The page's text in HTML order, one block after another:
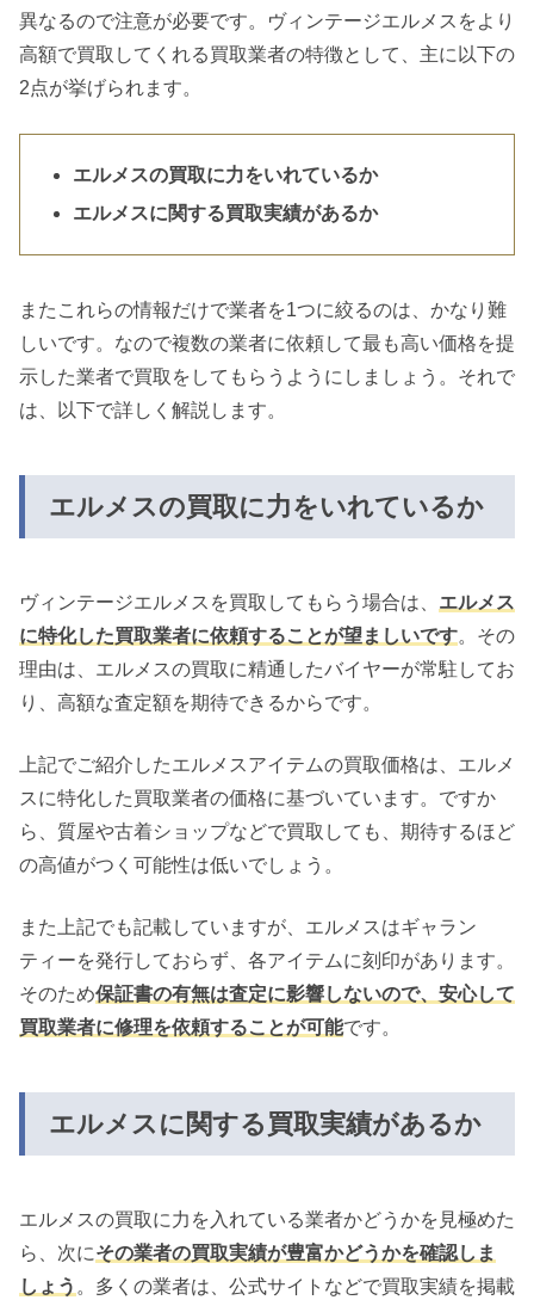
異なるので注意が必要です。ヴィンテージエルメスをより
高額で買取してくれる買取業者の特徴として、主に以下の
2点が挙げられます。
エルメスの買取に力をいれているか
エルメスに関する買取実績があるか
またこれらの情報だけで業者を1つに絞るのは、かなり難
しいです。なので複数の業者に依頼して最も高い価格を提
示した業者で買取をしてもらうようにしましょう。それで
は、以下で詳しく解説します。
エルメスの買取に力をいれているか
ヴィンテージエルメスを買取してもらう場合は、 エルメス
に特化した買取業者に依頼することが望ましいです。その
理由は、エルメスの買取に精通したバイヤーが常駐してお
り、高額な査定額を期待できるからです。
上記でご紹介したエルメスアイテムの買取価格は、エルメ
スに特化した買取業者の価格に基づいています。ですか
ら、質屋や古着ショップなどで買取しても、期待するほど
の高値がつく可能性は低いでしょう。
また上記でも記載していますが、エルメスはギャラン
ティーを発行しておらず、各アイテムに刻印があります。
そのため保証書の有無は査定に影響しないので、安心して
買取業者に修理を依頼することが可能です。
エルメスに関する買取実績があるか
エルメスの買取に力を入れている業者かどうかを見極めた
ら、次にその業者の買取実績が豊富かどうかを確認しま
しょう 。多くの業者は、公式サイトなどで買取実績を掲載